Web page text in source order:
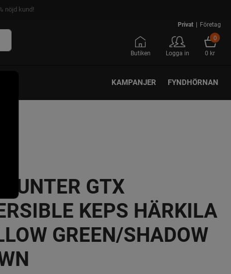
nöjd kund!
Privat | Företag
Butiken Logga in
0
0 kr
KAMPANJER FYNDHÖRNAN
HUNTER GTX
KEPS HÄRKILA
GREEN/SHADOW